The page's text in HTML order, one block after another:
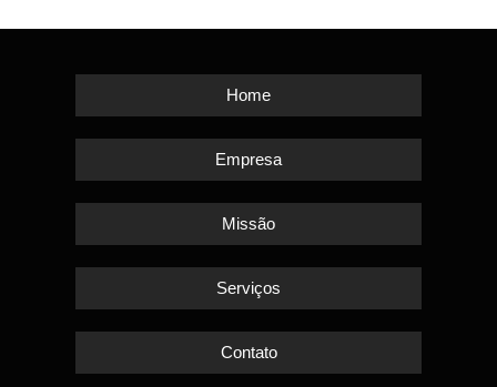
Home
Empresa
Missão
Serviços
Contato